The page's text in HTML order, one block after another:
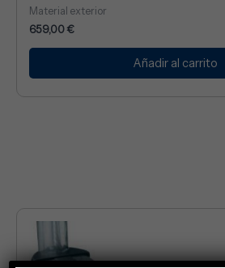
Material exterior
659,00€
Añadir al carrito